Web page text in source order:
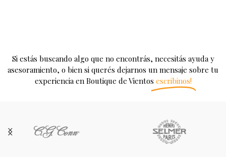
Si estás buscando algo que no encontrás, necesitás ayuda y
asesoramiento, o bien si querés dejarnos un mensaje sobre tu
experiencia en Boutique de Vientos escribinos!